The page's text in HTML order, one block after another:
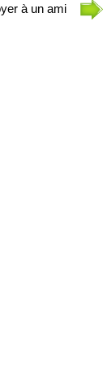
à un ami